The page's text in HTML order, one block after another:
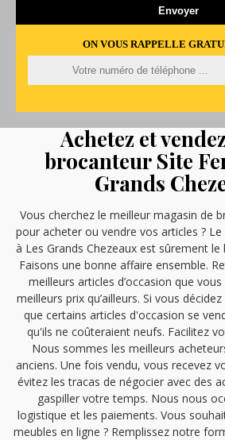
ON VOUS RAPPELLE
Achetez et
brocanteur Site
Grands
Vous cherchez le meilleur magasin de
pour acheter ou vendre vos articles ?
à Les Grands Chezeaux est sûrement
Faisons une bonne affaire ensemble.
meilleurs articles d’occasion que
meilleurs prix qu’ailleurs. Si vous
que certains articles d'occasion se
qu'ils ne coûteraient neufs. Facilitez
Nous sommes les meilleurs
anciens. Une fois vendu, vous recevez
évitez les tracas de négocier avec des
gaspiller votre temps. Nous nous
logistique et les paiements. Vous
meubles en ligne ? Remplissez notre